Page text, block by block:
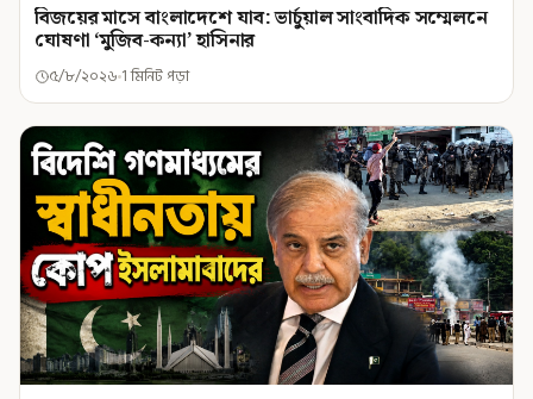
বিজয়ের মাসে বাংলাদেশে যাব: ভার্চুয়াল সাংবাদিক সম্মেলনে
ঘোষণা ‘মুজিব-কন্যা’ হাসিনার
৫/৮/২০২৬ 1 মিনিট পড়া